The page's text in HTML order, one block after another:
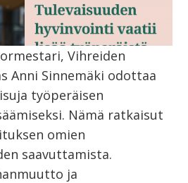
Vihreiden
Anni Sinnemäki odottaa
työperäisen
Nämä ratkaisut
omien
saavuttamista.
ja